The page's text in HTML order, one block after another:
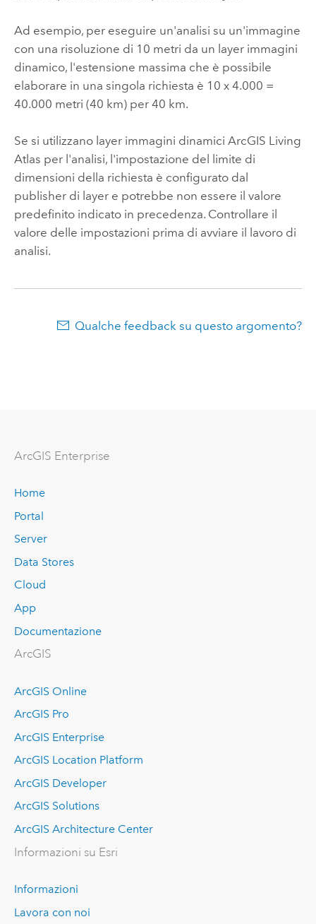
Ad esempio, per eseguire un'analisi su un'immagine
con una risoluzione di 10 metri da un layer immagini
dinamico, l'estensione massima che è possibile
elaborare in una singola richiesta è 10 x 4.000 =
40.000 metri (40 km) per 40 km.
Se si utilizzano layer immagini dinamici ArcGIS Living
Atlas per l'analisi, l'impostazione del limite di
dimensioni della richiesta è configurato dal
publisher di layer e potrebbe non essere il valore
predefinito indicato in precedenza. Controllare il
valore delle impostazioni prima di avviare il lavoro di
analisi.
Qualche feedback su questo argomento?
ArcGIS Enterprise
Home
Portal
Server
Data Stores
Cloud
App
Documentazione
ArcGIS
ArcGIS Online
ArcGIS Pro
ArcGIS Enterprise
ArcGIS Location Platform
ArcGIS Developer
ArcGIS Solutions
ArcGIS Architecture Center
Informazioni su Esri
Informazioni
Lavora con noi